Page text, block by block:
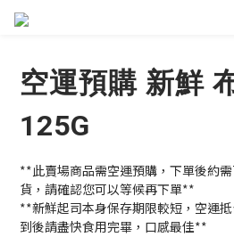
空運預購 新鮮
125G
**此賣場商品需空運預購，下單後約
貨，請確認您可以等候再下單**
**新鮮起司本身保存期限較短，空運
到後請盡快食用完畢，口感最佳**